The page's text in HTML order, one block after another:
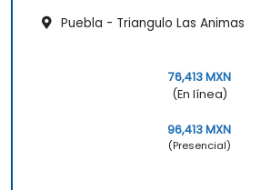
Puebla - Triangulo Las Animas
76,413 MXN
(En línea)
96,413 MXN
(Presencial)